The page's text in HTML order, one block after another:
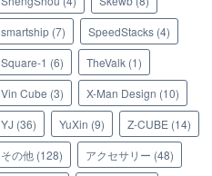
smartship (7) SpeedStacks (4)
Square-1 (6) TheValk (1)
Vin Cube (3) X-Man Design (10)
YJ (36) YuXin (9) Z-CUBE (14)
その他 (128) アクセサリー (48)